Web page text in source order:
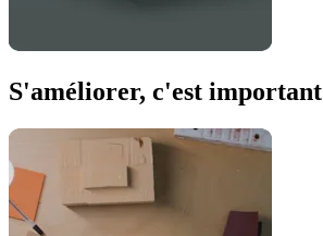
S'améliorer, c'est important